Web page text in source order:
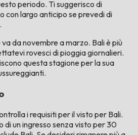
periodo. Ti suggerisco di
con largo anticipo se prevedi di
da novembre a marzo. Bali è più
rovesci di pioggia giornalieri.
questa stagione per la sua
i requisiti per il visto per Bali.
di un ingresso senza visto per 30